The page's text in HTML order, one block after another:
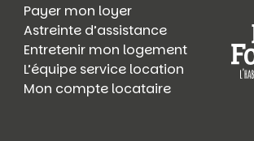
Payer mon loyer
Astreinte d’assistance
Entretenir mon logement
L’équipe service location
Mon compte locataire